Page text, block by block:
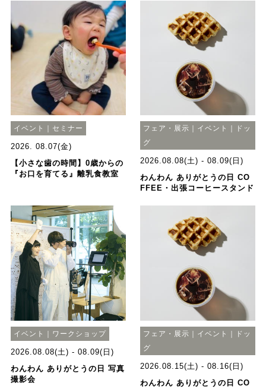
イベント｜セミナー
2026. 08.07(金)
【小さな歯の時間】0歳からの
『お口を育てる』離乳食教室
フェア・展示｜イベント｜ドッ
グ
2026.08.08(土) - 08.09(日)
わんわん ありがとうの日 CO
FFEE・出張コーヒースタンド
イベント｜ワークショップ
2026.08.08(土) - 08.09(日)
わんわん ありがとうの日 写真
撮影会
フェア・展示｜イベント｜ドッ
グ
2026.08.15(土) - 08.16(日)
わんわん ありがとうの日 CO